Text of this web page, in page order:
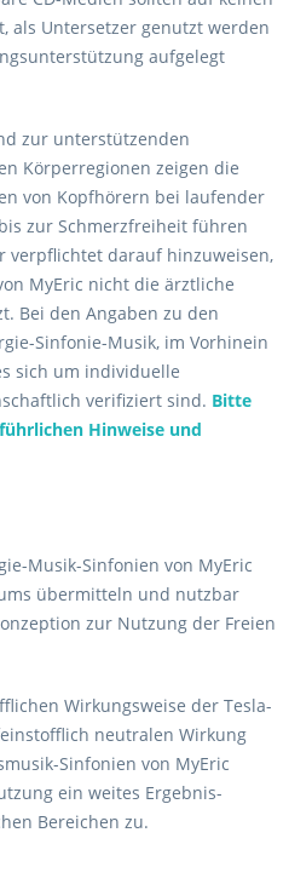
als Untersetzer genutzt werden
aufgelegt
zur unterstützenden
Körperregionen zeigen die
von Kopfhörern bei laufender
zur Schmerzfreiheit führen
verpflichtet darauf hinzuweisen,
MyEric nicht die ärztliche
Bei den Angaben zu den
Sinfonie-Musik, im Vorhinein
sich um individuelle
verifiziert sind. Bitte
Hinweise und
Musik-Sinfonien von MyEric
übermitteln und nutzbar
zur Nutzung der Freien
Wirkungsweise der Tesla-
neutralen Wirkung
Sinfonien von MyEric
ein weites Ergebnis-
Bereichen zu.